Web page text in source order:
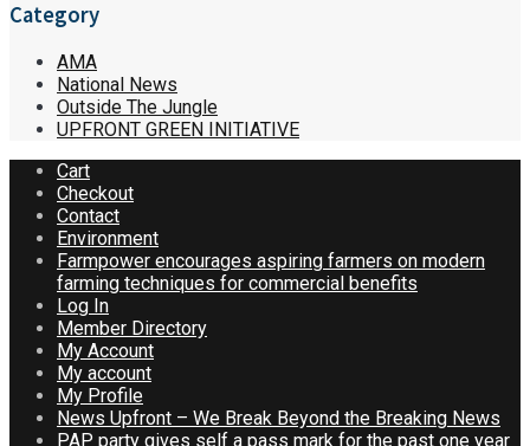
Category
AMA
National News
Outside The Jungle
UPFRONT GREEN INITIATIVE
Cart
Checkout
Contact
Environment
Farmpower encourages aspiring farmers on modern
farming techniques for commercial benefits
Log In
Member Directory
My Account
My account
My Profile
News Upfront – We Break Beyond the Breaking News
PAP party gives self a pass mark for the past one year